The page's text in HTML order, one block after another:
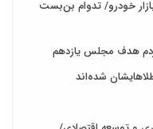
خودرو/ تدوام بن‌بست
هدف مجلس‌ یازدهم
شده‌اند